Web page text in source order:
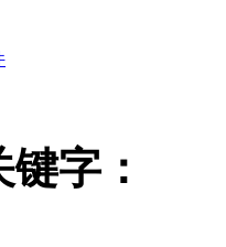
字：